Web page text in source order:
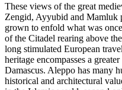
These views of the great
Zengid, Ayyubid and Mamluk
grown to enfold what was
of the Citadel rearing above
long stimulated European
heritage encompasses a
Damascus. Aleppo has many
historical and architectural